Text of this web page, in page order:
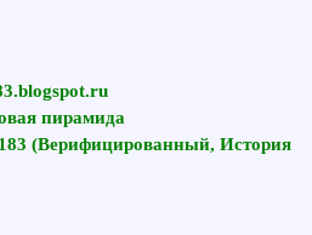
пирамида
(Верифицированный, История